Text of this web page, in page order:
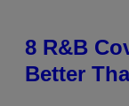
8 R&B
Better